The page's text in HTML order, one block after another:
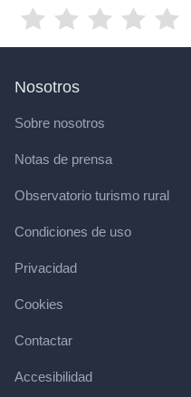
Nosotros
Sobre nosotros
Notas de prensa
Observatorio turismo rural
Condiciones de uso
Privacidad
Cookies
Contactar
Accesibilidad